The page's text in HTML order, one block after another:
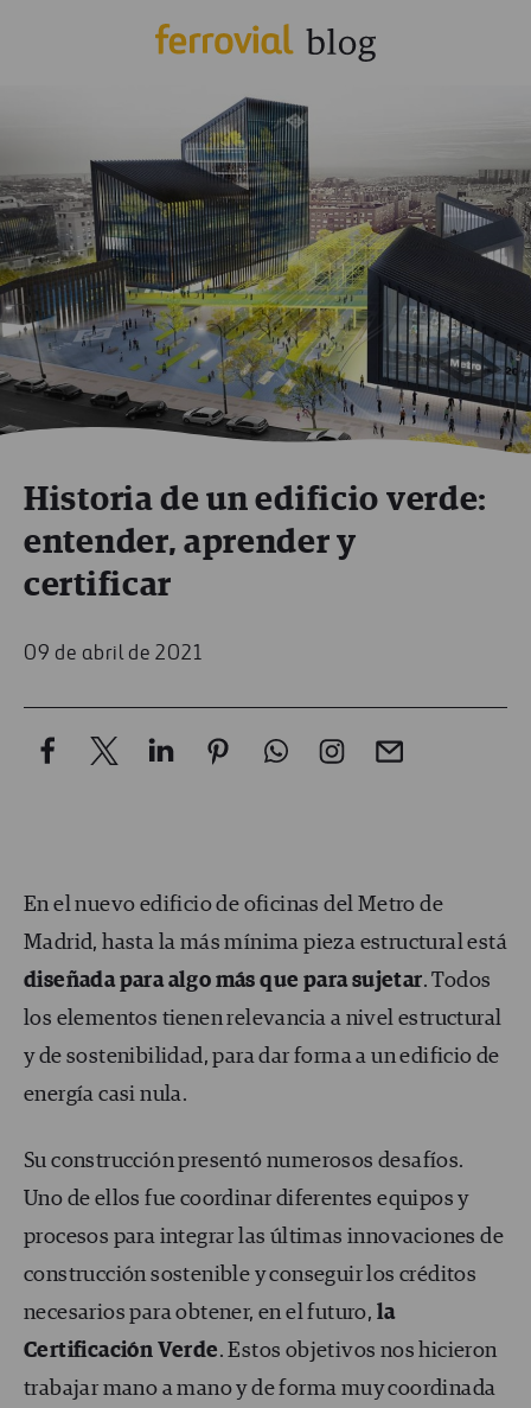
Historia de un edificio verde:
entender, aprender y
certificar
09 de abril de 2021
En el nuevo edificio de oficinas del Metro de
Madrid, hasta la más mínima pieza estructural está
diseñada para algo más que para sujetar. Todos
los elementos tienen relevancia a nivel estructural
y de sostenibilidad, para dar forma a un edificio de
energía casi nula.
Su construcción presentó numerosos desafíos.
Uno de ellos fue coordinar diferentes equipos y
procesos para integrar las últimas innovaciones de
construcción sostenible y conseguir los créditos
necesarios para obtener, en el futuro, la
Certificación Verde. Estos objetivos nos hicieron
trabajar mano a mano y de forma muy coordinada